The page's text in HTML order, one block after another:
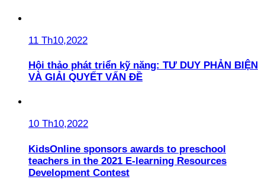
11 Th10,2022
Hội thảo phát triển kỹ năng: TƯ DUY PHẢN BIỆN
VÀ GIẢI QUYẾT VẤN ĐỀ
10 Th10,2022
KidsOnline sponsors awards to preschool
teachers in the 2021 E-learning Resources
Development Contest